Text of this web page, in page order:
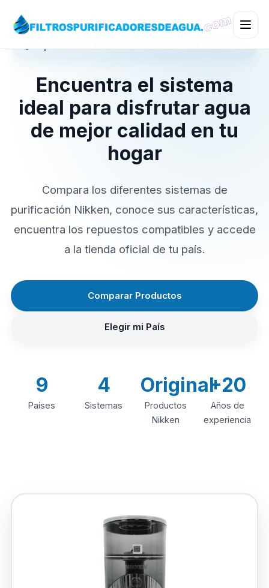
Encuentra el sistema
ideal para disfrutar agua
de mejor calidad en tu
hogar
Compara los diferentes sistemas de
purificación Nikken, conoce sus características,
encuentra los repuestos compatibles y accede
a la tienda oficial de tu país.
Comparar Productos
Elegir mi País
9
Países
4
Sistemas
Original
Productos
Nikken
+20
Años de
experiencia